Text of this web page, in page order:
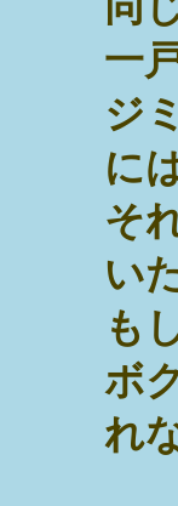
一
ジ
に
そ
い
も
ボ
れ